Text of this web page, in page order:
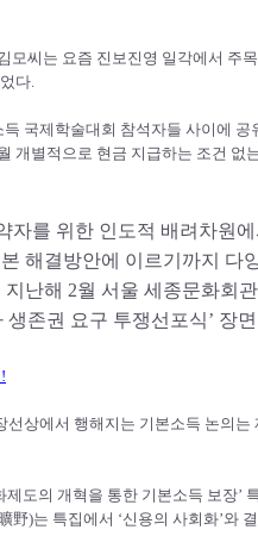
모씨는 요즘 진보진영 일각에서 주
다.
국제학술대회 참석자들 사이에
개별적으로 현금 지급하는 조건 없
자를 위한 인도적 배려차원
해결방안에 이르기까지 다
난해 2월 서울 세종문화회
생존권 요구 투쟁선포식’ 장
선상에서 행해지는 기본소득 논의
제도의 개혁을 통한 기본소득 보장’
野)는 특집에서 ‘신용의 사회화’와